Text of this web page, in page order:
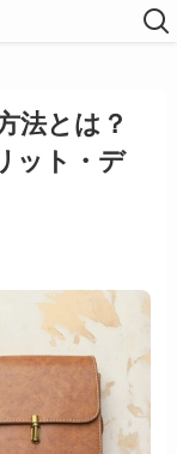
法とは？
ット・デ